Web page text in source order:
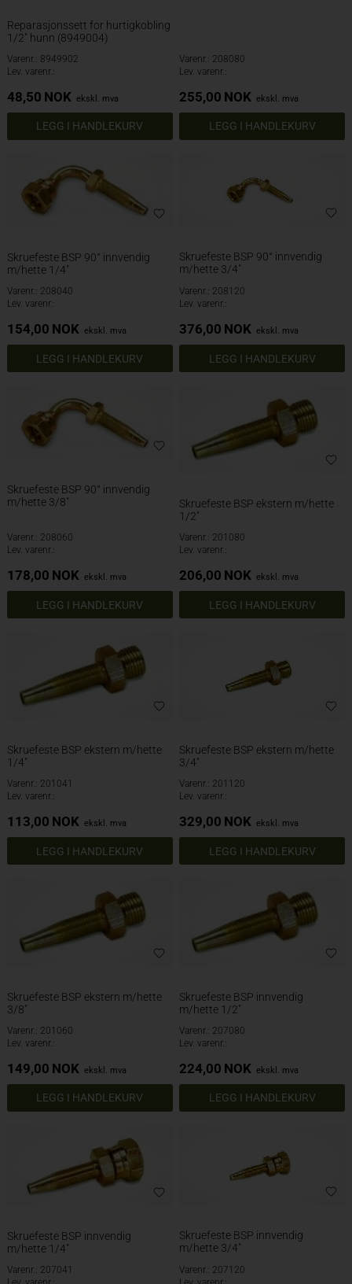
Reparasjonssett for hurtigkobling
1/2" hunn (8949004)
Varenr.: 8949902
Lev. varenr.:
48,50 NOK ekskl. mva
Varenr.: 208080
Lev. varenr.:
255,00 NOK ekskl. mva
Skruefeste BSP 90° innvendig
m/hette 1/4"
Varenr.: 208040
Lev. varenr.:
154,00 NOK ekskl. mva
Skruefeste BSP 90° innvendig
m/hette 3/4"
Varenr.: 208120
Lev. varenr.:
376,00 NOK ekskl. mva
Skruefeste BSP 90° innvendig
m/hette 3/8"
Varenr.: 208060
Lev. varenr.:
178,00 NOK ekskl. mva
Skruefeste BSP ekstern m/hette
1/2"
Varenr.: 201080
Lev. varenr.:
206,00 NOK ekskl. mva
Skruefeste BSP ekstern m/hette
1/4"
Varenr.: 201041
Lev. varenr.:
113,00 NOK ekskl. mva
Skruefeste BSP ekstern m/hette
3/4"
Varenr.: 201120
Lev. varenr.:
329,00 NOK ekskl. mva
Skruefeste BSP ekstern m/hette
3/8"
Varenr.: 201060
Lev. varenr.:
149,00 NOK ekskl. mva
Skruefeste BSP innvendig
m/hette 1/2"
Varenr.: 207080
Lev. varenr.:
224,00 NOK ekskl. mva
Skruefeste BSP innvendig
m/hette 1/4"
Varenr.: 207041
Skruefeste BSP innvendig
m/hette 3/4"
Varenr.: 207120